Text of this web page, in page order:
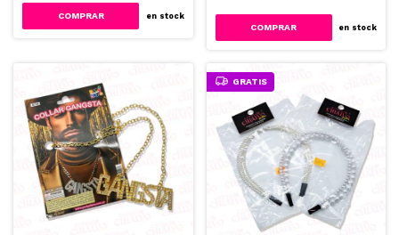
en stock
en stock
GRATIS